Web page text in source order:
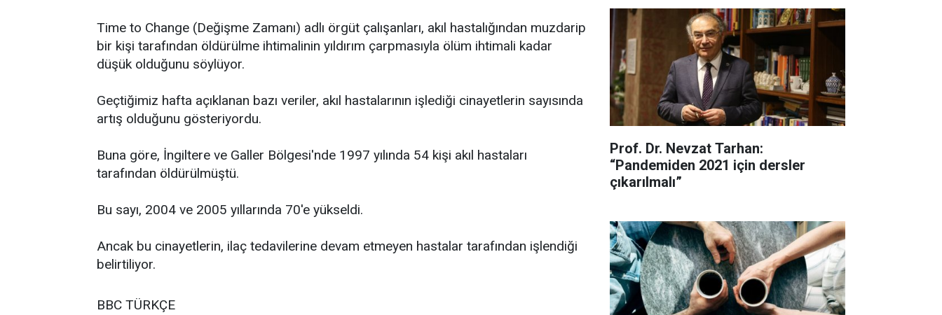
Time to Change (Değişme Zamanı) adlı örgüt çalışanları, akıl hastalığından muzdarip
bir kişi tarafından öldürülme ihtimalinin yıldırım çarpmasıyla ölüm ihtimali kadar
düşük olduğunu söylüyor.
Geçtiğimiz hafta açıklanan bazı veriler, akıl hastalarının işlediği cinayetlerin sayısında
artış olduğunu gösteriyordu.
Buna göre, İngiltere ve Galler Bölgesi'nde 1997 yılında 54 kişi akıl hastaları
tarafından öldürülmüştü.
Bu sayı, 2004 ve 2005 yıllarında 70'e yükseldi.
Ancak bu cinayetlerin, ilaç tedavilerine devam etmeyen hastalar tarafından işlendiği
belirtiliyor.
BBC TÜRKÇE
Prof. Dr. Nevzat Tarhan:
“Pandemiden 2021 için dersler
çıkarılmalı”